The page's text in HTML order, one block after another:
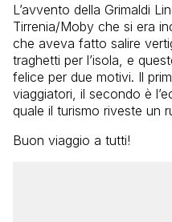
L’avvento della Grimaldi
Tirrenia/Moby che si era
che aveva fatto salire
traghetti per l’isola, e
felice per due motivi. Il
viaggiatori, il secondo è
quale il turismo riveste un
Buon viaggio a tutti!